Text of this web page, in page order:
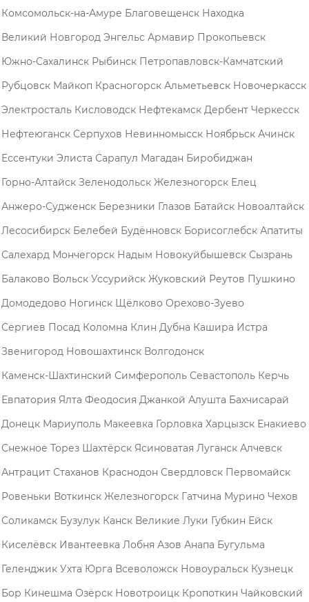
Комсомольск-на-Амуре Благовещенск Находка
Великий Новгород Энгельс Армавир Прокопьевск
Южно-Сахалинск Рыбинск Петропавловск-Камчатский
Рубцовск Майкоп Красногорск Альметьевск Новочеркасск
Электросталь Кисловодск Нефтекамск Дербент Черкесск
Нефтеюганск Серпухов Невинномысск Ноябрьск Ачинск
Ессентуки Элиста Сарапул Магадан Биробиджан
Горно-Алтайск Зеленодольск Железногорск Елец
Анжеро-Судженск Березники Глазов Батайск Новоалтайск
Лесосибирск Белебей Будённовск Борисоглебск Апатиты
Салехард Мончегорск Надым Новокуйбышевск Сызрань
Балаково Вольск Уссурийск Жуковский Реутов Пушкино
Домодедово Ногинск Щёлково Орехово-Зуево
Сергиев Посад Коломна Клин Дубна Кашира Истра
Звенигород Новошахтинск Волгодонск
Каменск-Шахтинский Симферополь Севастополь Керчь
Евпатория Ялта Феодосия Джанкой Алушта Бахчисарай
Донецк Мариуполь Макеевка Горловка Харцызск Енакиево
Снежное Торез Шахтёрск Ясиноватая Луганск Алчевск
Антрацит Стаханов Краснодон Свердловск Первомайск
Ровеньки Воткинск Железногорск Гатчина Мурино Чехов
Соликамск Бузулук Канск Великие Луки Губкин Ейск
Киселёвск Ивантеевка Лобня Азов Анапа Бугульма
Геленджик Ухта Юрга Всеволожск Новоуральск Кузнецк
Бор Кинешма Озёрск Новотроицк Кропоткин Чайковский